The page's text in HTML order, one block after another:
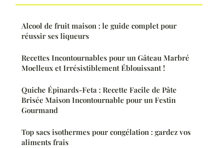
Alcool de fruit maison : le guide complet pour
réussir ses liqueurs
Recettes Incontournables pour un Gâteau Marbré
Moelleux et Irrésistiblement Éblouissant !
Quiche Épinards-Feta : Recette Facile de Pâte
Brisée Maison Incontournable pour un Festin
Gourmand
Top sacs isothermes pour congélation : gardez vos
aliments frais